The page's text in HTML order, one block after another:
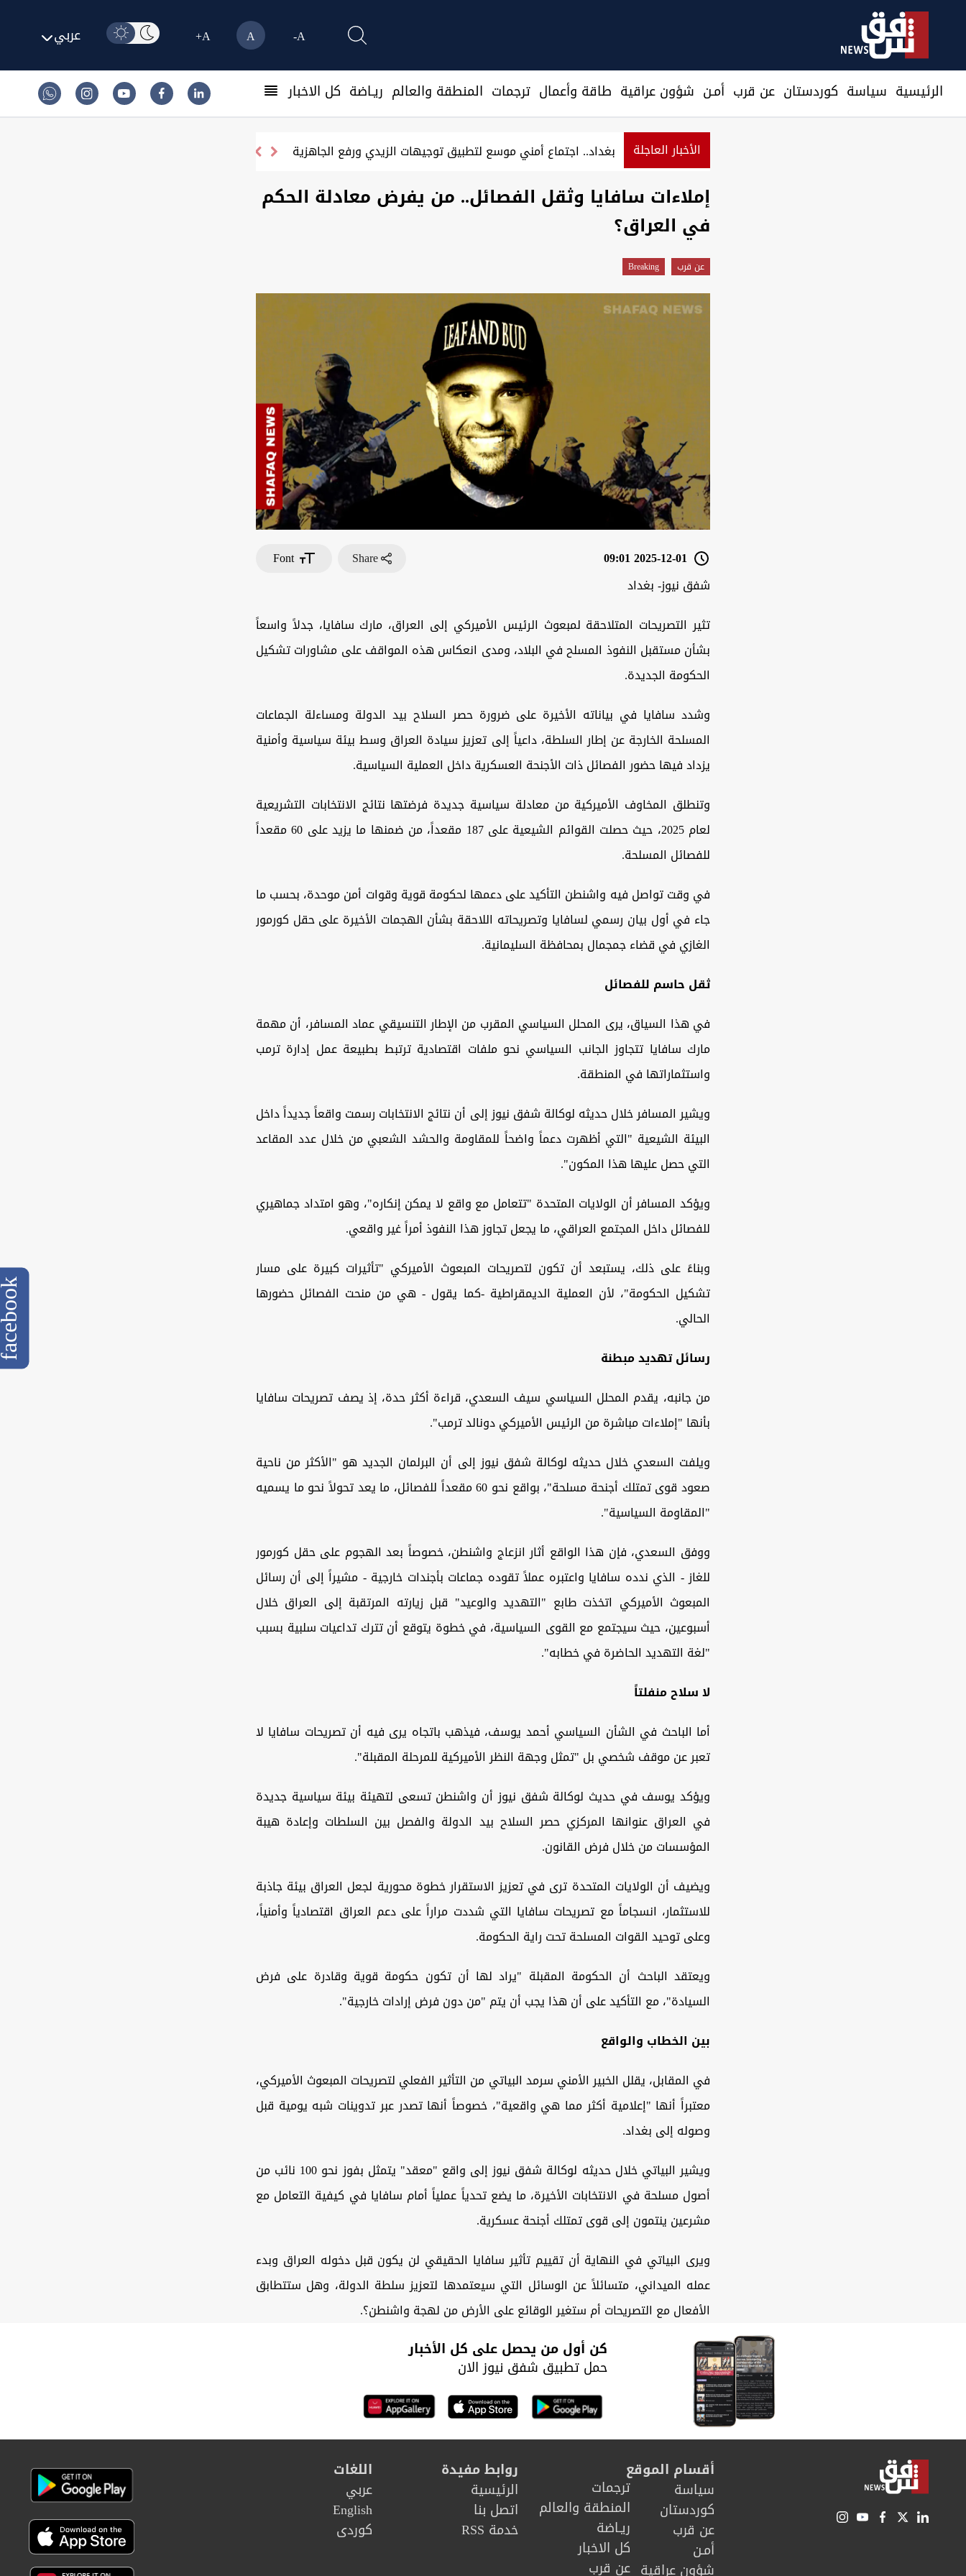
A-
A
A+ عربي
الرئيسية سیاسة كوردستان عن قرب أمـن شؤون عراقية طاقة وأعمال ترجمات المنطقة والعالم ريـاضة كل الاخبار
الأخبار العاجلةانفجاران جنوبي إيران وقاليباف: هجوم ضخم قادم
إملاءات سافايا وثقل الفصائل.. من يفرض معادلة الحكم
في العراق؟
عن قرب Breaking
2025-12-01 09:01
Share
Font
شفق نيوز- بغداد
تثير التصريحات المتلاحقة لمبعوث الرئيس الأميركي إلى العراق، مارك سافايا، جدلاً واسعاً
بشأن مستقبل النفوذ المسلح في البلاد، ومدى انعكاس هذه المواقف على مشاورات تشكيل
الحكومة الجديدة.
وشدد سافايا في بياناته الأخيرة على ضرورة حصر السلاح بيد الدولة ومساءلة الجماعات
المسلحة الخارجة عن إطار السلطة، داعياً إلى تعزيز سيادة العراق وسط بيئة سياسية وأمنية
يزداد فيها حضور الفصائل ذات الأجنحة العسكرية داخل العملية السياسية.
وتنطلق المخاوف الأميركية من معادلة سياسية جديدة فرضتها نتائج الانتخابات التشريعية
لعام 2025، حيث حصلت القوائم الشيعية على 187 مقعداً، من ضمنها ما يزيد على 60 مقعداً
للفصائل المسلحة.
في وقت تواصل فيه واشنطن التأكيد على دعمها لحكومة قوية وقوات أمن موحدة، بحسب ما
جاء في أول بيان رسمي لسافايا وتصريحاته اللاحقة بشأن الهجمات الأخيرة على حقل كورمور
الغازي في قضاء جمجمال بمحافظة السليمانية.
ثقل حاسم للفصائل
في هذا السياق، يرى المحلل السياسي المقرب من الإطار التنسيقي عماد المسافر، أن مهمة
مارك سافايا تتجاوز الجانب السياسي نحو ملفات اقتصادية ترتبط بطبيعة عمل إدارة ترمب
واستثماراتها في المنطقة.
ويشير المسافر خلال حديثه لوكالة شفق نيوز إلى أن نتائج الانتخابات رسمت واقعاً جديداً داخل
البيئة الشيعية "التي أظهرت دعماً واضحاً للمقاومة والحشد الشعبي من خلال عدد المقاعد
التي حصل عليها هذا المكون".
ويؤكد المسافر أن الولايات المتحدة "تتعامل مع واقع لا يمكن إنكاره"، وهو امتداد جماهيري
للفصائل داخل المجتمع العراقي، ما يجعل تجاوز هذا النفوذ أمراً غير واقعي.
وبناءً على ذلك، يستبعد أن تكون لتصريحات المبعوث الأميركي "تأثيرات كبيرة على مسار
تشكيل الحكومة"، لأن العملية الديمقراطية -كما يقول - هي من منحت الفصائل حضورها
الحالي.
رسائل تهديد مبطنة
من جانبه، يقدم المحلل السياسي سيف السعدي، قراءة أكثر حدة، إذ يصف تصريحات سافايا
بأنها "إملاءات مباشرة من الرئيس الأميركي دونالد ترمب".
ويلفت السعدي خلال حديثه لوكالة شفق نيوز إلى أن البرلمان الجديد هو "الأكثر من ناحية
صعود قوى تمتلك أجنحة مسلحة"، بواقع نحو 60 مقعداً للفصائل، ما يعد تحولاً نحو ما يسميه
"المقاومة السياسية".
ووفق السعدي، فإن هذا الواقع أثار انزعاج واشنطن، خصوصاً بعد الهجوم على حقل كورمور
للغاز - الذي ندده سافايا واعتبره عملاً تقوده جماعات بأجندات خارجية - مشيراً إلى أن رسائل
المبعوث الأميركي اتخذت طابع "التهديد والوعيد" قبل زيارته المرتقبة إلى العراق خلال
أسبوعين، حيث سيجتمع مع القوى السياسية، في خطوة يتوقع أن تترك تداعيات سلبية بسبب
"لغة التهديد الحاضرة في خطابه".
لا سلاح منفلتاً
أما الباحث في الشأن السياسي أحمد يوسف، فيذهب باتجاه يرى فيه أن تصريحات سافايا لا
تعبر عن موقف شخصي بل "تمثل وجهة النظر الأميركية للمرحلة المقبلة".
ويؤكد يوسف في حديث لوكالة شفق نيوز أن واشنطن تسعى لتهيئة بيئة سياسية جديدة
في العراق عنوانها المركزي حصر السلاح بيد الدولة والفصل بين السلطات وإعادة هيبة
المؤسسات من خلال فرض القانون.
ويضيف أن الولايات المتحدة ترى في تعزيز الاستقرار خطوة محورية لجعل العراق بيئة جاذبة
للاستثمار، انسجاماً مع تصريحات سافايا التي شددت مراراً على دعم العراق اقتصادياً وأمنياً،
وعلى توحيد القوات المسلحة تحت راية الحكومة.
ويعتقد الباحث أن الحكومة المقبلة "يراد لها أن تكون حكومة قوية وقادرة على فرض
السيادة"، مع التأكيد على أن هذا يجب أن يتم "من دون فرض إرادات خارجية".
بين الخطاب والواقع
في المقابل، يقلل الخبير الأمني سرمد البياتي من التأثير الفعلي لتصريحات المبعوث الأميركي،
معتبراً أنها "إعلامية أكثر مما هي واقعية"، خصوصاً أنها تصدر عبر تدوينات شبه يومية قبل
وصوله إلى بغداد.
ويشير البياتي خلال حديثه لوكالة شفق نيوز إلى واقع "معقد" يتمثل بفوز نحو 100 نائب من
أصول مسلحة في الانتخابات الأخيرة، ما يضع تحدياً عملياً أمام سافايا في كيفية التعامل مع
مشرعين ينتمون إلى قوى تمتلك أجنحة عسكرية.
ويرى البياتي في النهاية أن تقييم تأثير سافايا الحقيقي لن يكون قبل دخوله العراق وبدء
عمله الميداني، متسائلاً عن الوسائل التي سيعتمدها لتعزيز سلطة الدولة، وهل ستتطابق
الأفعال مع التصريحات أم ستغير الوقائع على الأرض من لهجة واشنطن؟.
كن أول من يحصل على كل الأخبار
حمل تطبيق شفق نيوز الان
أقسام الموقع
سیاسة
كوردستان
عن قرب
أمـن
شؤون عراقية
ترجمات
المنطقة والعالم
ريـاضة
كل الاخبار
عن قرب
روابط مفيدة
الرئيسية
اتصل بنا
خدمة RSS
اللغات
عربي
English
كوردى